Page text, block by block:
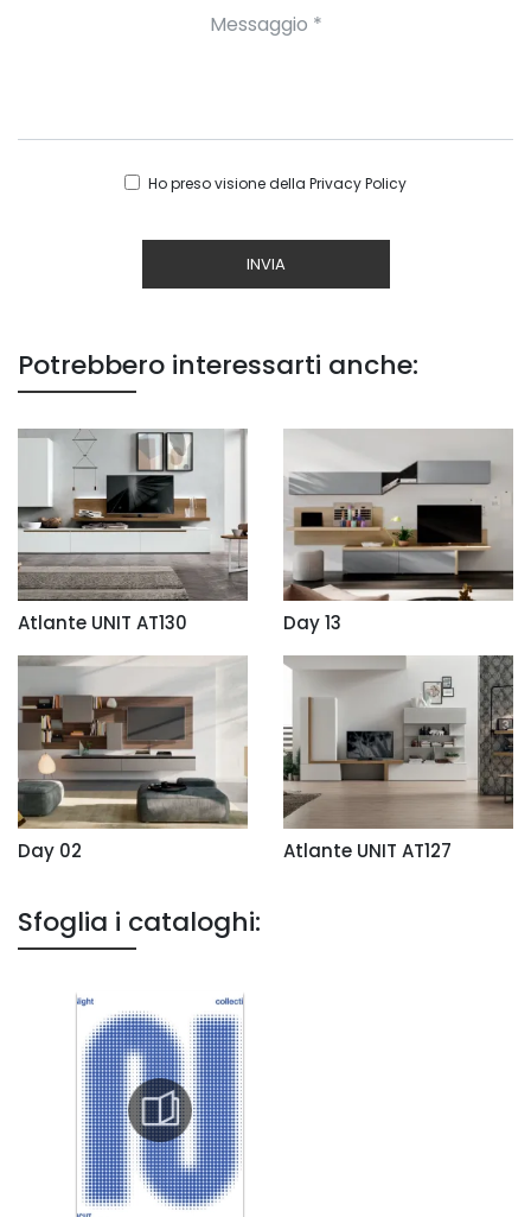
Ho preso visione della Privacy Policy
INVIA
Potrebbero interessarti anche:
Atlante UNIT AT130 Day 13
Day 02 Atlante UNIT AT127
Sfoglia i cataloghi: